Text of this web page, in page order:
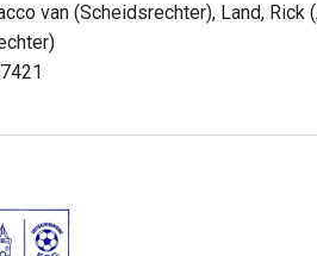
van (Scheidsrechter), Land,
7421